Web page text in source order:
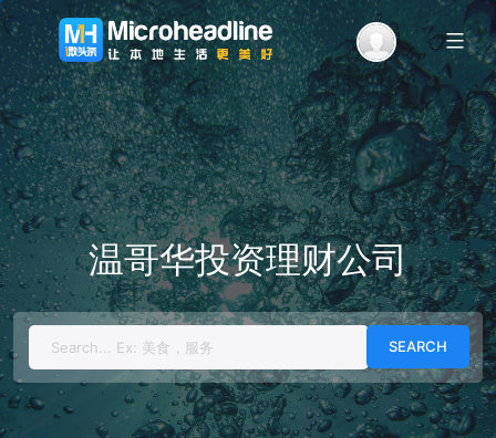
Menu
温哥华投资理财公司
Search
for: